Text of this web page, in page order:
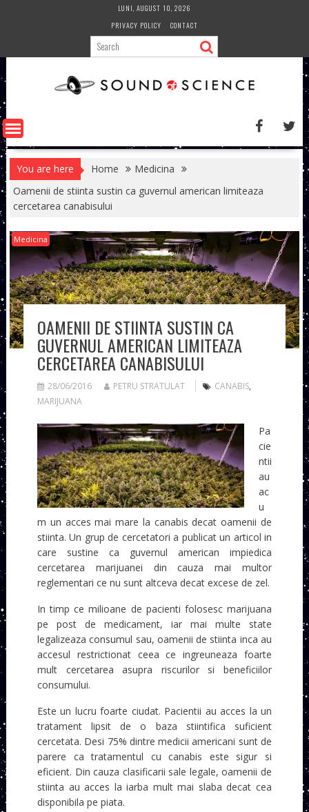
LUNI, AUGUST 10, 2026
PRIVACY POLICY
CONTACT
You are here Home
Medicina
Oamenii de stiinta sustin ca guvernul american limiteaza
cercetarea canabisului
Medicina
OAMENII DE STIINTA SUSTIN CA
GUVERNUL AMERICAN LIMITEAZA
CERCETAREA CANABISULUI
28/06/2016 PETRU STRATULAT CANABIS,
MARIJUANA
Pa
cie
ntii
au
ac
u
m un acces mai mare la canabis decat oamenii de
stiinta. Un grup de cercetatori a publicat un articol in
care sustine ca guvernul american impiedica
cercetarea marijuanei din cauza mai multor
reglementari ce nu sunt altceva decat excese de zel.
In timp ce milioane de pacienti folosesc marijuana
pe post de medicament, iar mai multe state
legalizeaza consumul sau, oamenii de stiinta inca au
accesul restrictionat ceea ce ingreuneaza foarte
mult cercetarea asupra riscurilor si beneficiilor
consumului.
Este un lucru foarte ciudat. Pacientii au acces la un
tratament lipsit de o baza stiintifica suficient
cercetata. Desi 75% dintre medicii americani sunt de
parere ca tratamentul cu canabis este sigur si
eficient. Din cauza clasificarii sale legale, oamenii de
stiinta au acces la iarba mult mai slaba decat cea
disponibila pe piata.